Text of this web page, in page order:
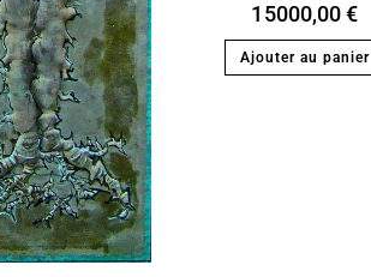
15000,00€
Ajouter au panier